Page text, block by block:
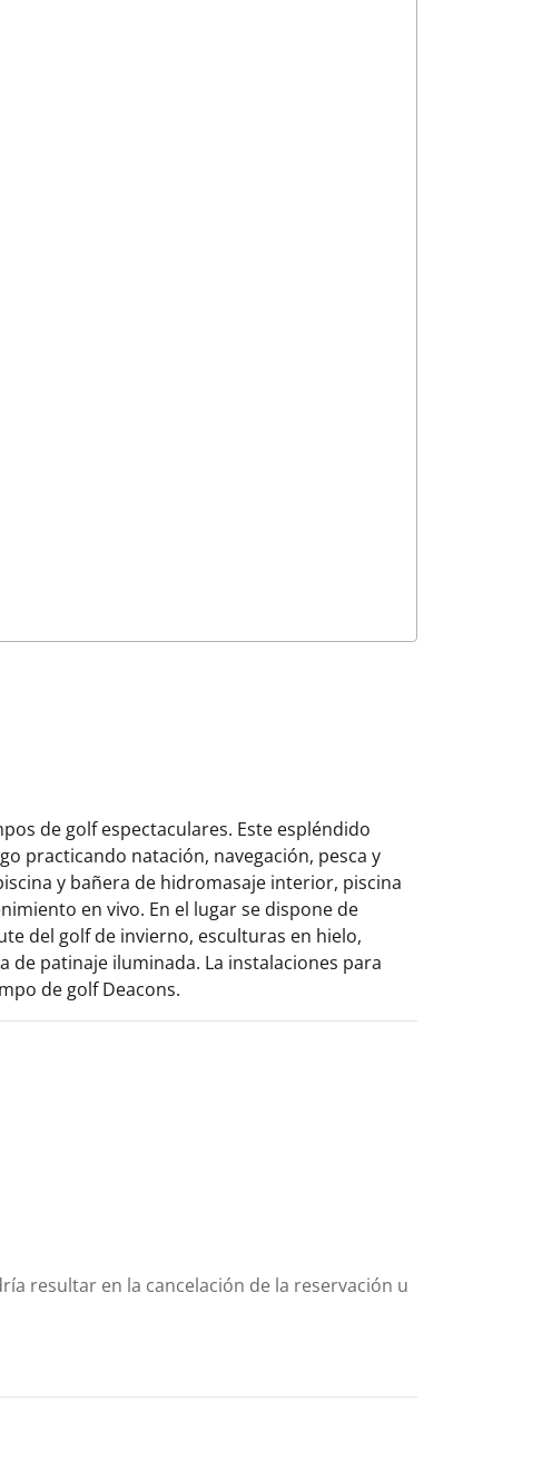
de golf espectaculares. Este espléndido
practicando natación, navegación, pesca y
y bañera de hidromasaje interior, piscina
en vivo. En el lugar se dispone de
del golf de invierno, esculturas en hielo,
de patinaje iluminada. La instalaciones para
de golf Deacons.
resultar en la cancelación de la reservación u